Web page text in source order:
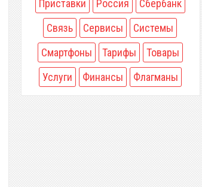
Приставки
Россия
Сбербанк
Связь
Сервисы
Системы
Смартфоны
Тарифы
Товары
Услуги
Финансы Флагманы